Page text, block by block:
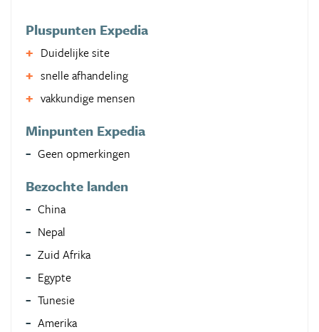
Pluspunten Expedia
Duidelijke site
snelle afhandeling
vakkundige mensen
Minpunten Expedia
Geen opmerkingen
Bezochte landen
China
Nepal
Zuid Afrika
Egypte
Tunesie
Amerika